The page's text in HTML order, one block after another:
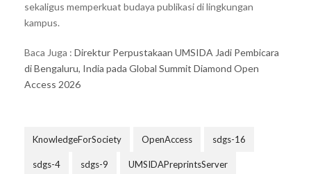
sekaligus memperkuat budaya publikasi di lingkungan
kampus.
Baca Juga : Direktur Perpustakaan UMSIDA Jadi Pembicara
di Bengaluru, India pada Global Summit Diamond Open
Access 2026
KnowledgeForSociety OpenAccess sdgs-16
sdgs-4 sdgs-9 UMSIDAPreprintsServer